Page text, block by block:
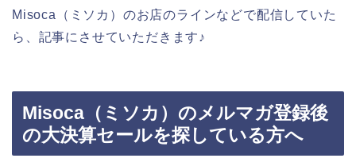
Misoca（ミソカ）のお店のラインなどで配信していた
ら、記事にさせていただきます♪
Misoca（ミソカ）のメルマガ登録後
の大決算セールを探している方へ